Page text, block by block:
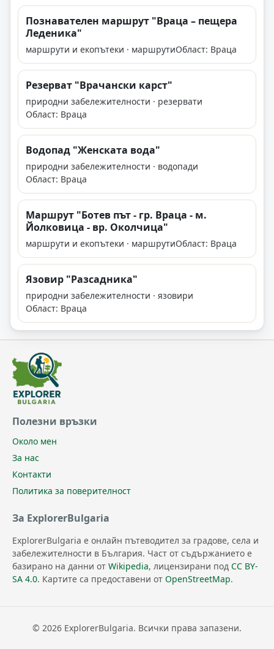
Познавателен маршрут "Враца – пещера
Леденика"
маршрути и екопътеки · маршрутиОбласт: Враца
Резерват "Врачански карст"
природни забележителности · резервати
Област: Враца
Водопад "Женската вода"
природни забележителности · водопади
Област: Враца
Маршрут "Ботев път - гр. Враца - м.
Йолковица - вр. Околчица"
маршрути и екопътеки · маршрутиОбласт: Враца
Язовир "Разсадника"
природни забележителности · язовири
Област: Враца
Полезни връзки
Около мен
За нас
Контакти
Политика за поверителност
За ExplorerBulgaria
ExplorerBulgaria е онлайн пътеводител за градове, села и
забележителности в България. Част от съдържанието е
базирано на данни от Wikipedia, лицензирани под CC BY-
SA 4.0. Картите са предоставени от OpenStreetMap.
© 2026 ExplorerBulgaria. Всички права запазени.